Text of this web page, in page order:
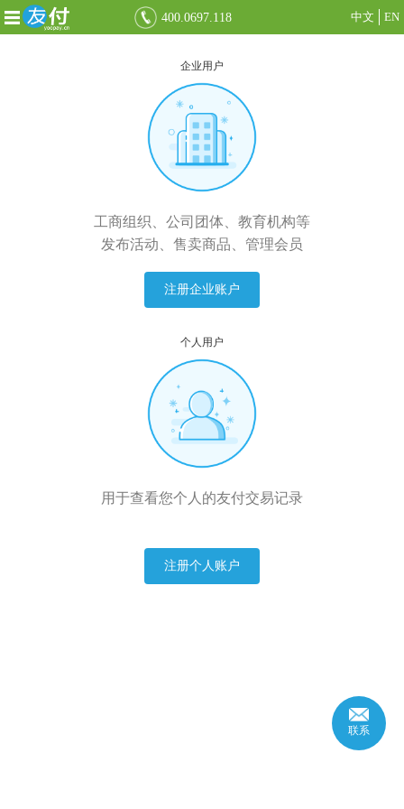
400.0697.118 中文 EN
企业用户
工商组织、公司团体、教育机构等
发布活动、售卖商品、管理会员
注册企业账户
个人用户
用于查看您个人的友付交易记录
注册个人账户
联系